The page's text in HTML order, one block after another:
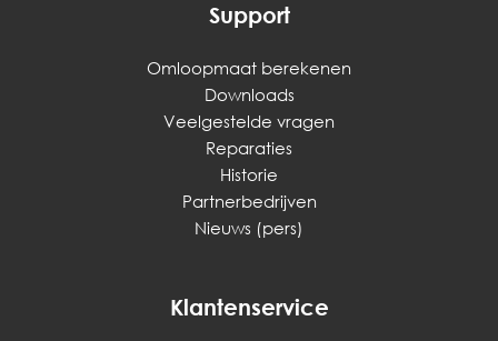
Support
Omloopmaat berekenen
Downloads
Veelgestelde vragen
Reparaties
Historie
Partnerbedrijven
Nieuws (pers)
Klantenservice